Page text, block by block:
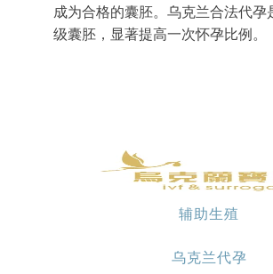
成为合格的囊胚。乌克兰合法代孕
级囊胚，显著提高一次怀孕比例。
辅助生殖
乌克兰代孕